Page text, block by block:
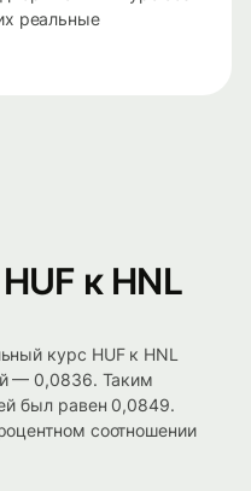
реальные
к HNL
курс HUF к HNL
— 0,0836. Таким
был равен 0,0849.
соотношении